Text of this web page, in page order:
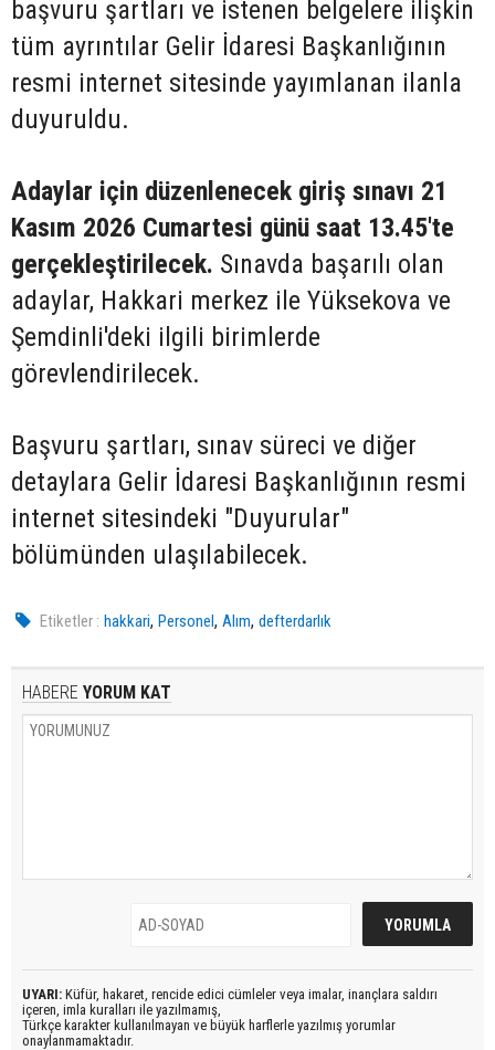
başvuru şartları ve istenen belgelere ilişkin
tüm ayrıntılar Gelir İdaresi Başkanlığının
resmi internet sitesinde yayımlanan ilanla
duyuruldu.
Adaylar için düzenlenecek giriş sınavı 21
Kasım 2026 Cumartesi günü saat 13.45'te
gerçekleştirilecek. Sınavda başarılı olan
adaylar, Hakkari merkez ile Yüksekova ve
Şemdinli'deki ilgili birimlerde
görevlendirilecek.
Başvuru şartları, sınav süreci ve diğer
detaylara Gelir İdaresi Başkanlığının resmi
internet sitesindeki "Duyurular"
bölümünden ulaşılabilecek.
Etiketler : hakkari,Personel,Alım,defterdarlık
HABERE YORUM KAT
UYARI: Küfür, hakaret, rencide edici cümleler veya imalar, inançlara saldırı
içeren, imla kuralları ile yazılmamış,
Türkçe karakter kullanılmayan ve büyük harflerle yazılmış yorumlar
onaylanmamaktadır.